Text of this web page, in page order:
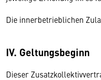
Die innerbetrieblichen
IV. Geltungsbeginn
Dieser